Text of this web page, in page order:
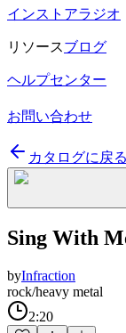
インストアラジオ
リソースブログ
ヘルプセンター
お問い合わせ
カタログに戻る
Sing With
byInfraction
rock/heavy metal
2:20